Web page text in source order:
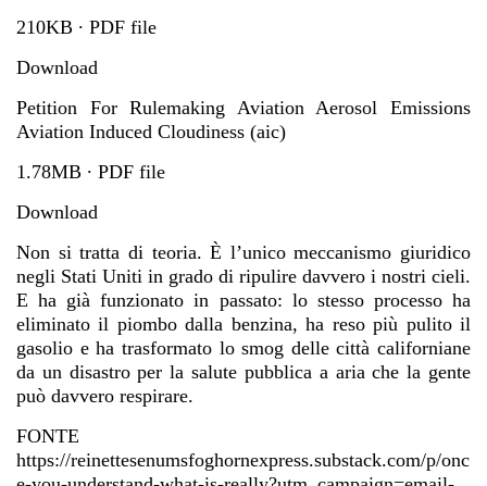
210KB ∙ PDF file
Download
Petition For Rulemaking Aviation Aerosol Emissions
Aviation Induced Cloudiness (aic)
1.78MB ∙ PDF file
Download
Non si tratta di teoria. È l’unico meccanismo giuridico
negli Stati Uniti in grado di ripulire davvero i nostri cieli.
E ha già funzionato in passato: lo stesso processo ha
eliminato il piombo dalla benzina, ha reso più pulito il
gasolio e ha trasformato lo smog delle città californiane
da un disastro per la salute pubblica a aria che la gente
può davvero respirare.
FONTE
https://reinettesenumsfoghornexpress.substack.com/p/onc